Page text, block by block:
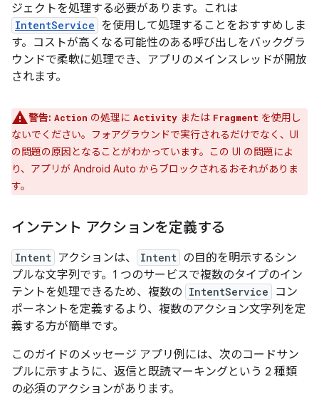
ジェクトを処理する必要があります。これは
IntentService を使用して処理することをおすすめしま
す。コストが高くなる可能性のある呼び出しをバックグラ
ウンドで柔軟に処理でき、アプリのメインスレッドが開放
されます。
警告: Action の処理に Activity または Fragment を使用し
ないでください。フォアグラウンドで実行されるだけでなく、UI
の問題の原因となることがわかっています。この UI の問題によ
り、アプリが Android Auto からブロックされるおそれがありま
す。
インテント アクションを定義する
Intent アクションは、 Intent の目的を明示するシン
プルな文字列です。1 つのサービスで複数のタイプのイン
テントを処理できるため、複数の IntentService
コン
ポーネントを定義するより、複数のアクション文字列を定
義する方が簡単です。
このガイドのメッセージ アプリ例には、次のコードサン
プルに示すように、返信と既読マーキングという 2 種類
の必須のアクションがあります。